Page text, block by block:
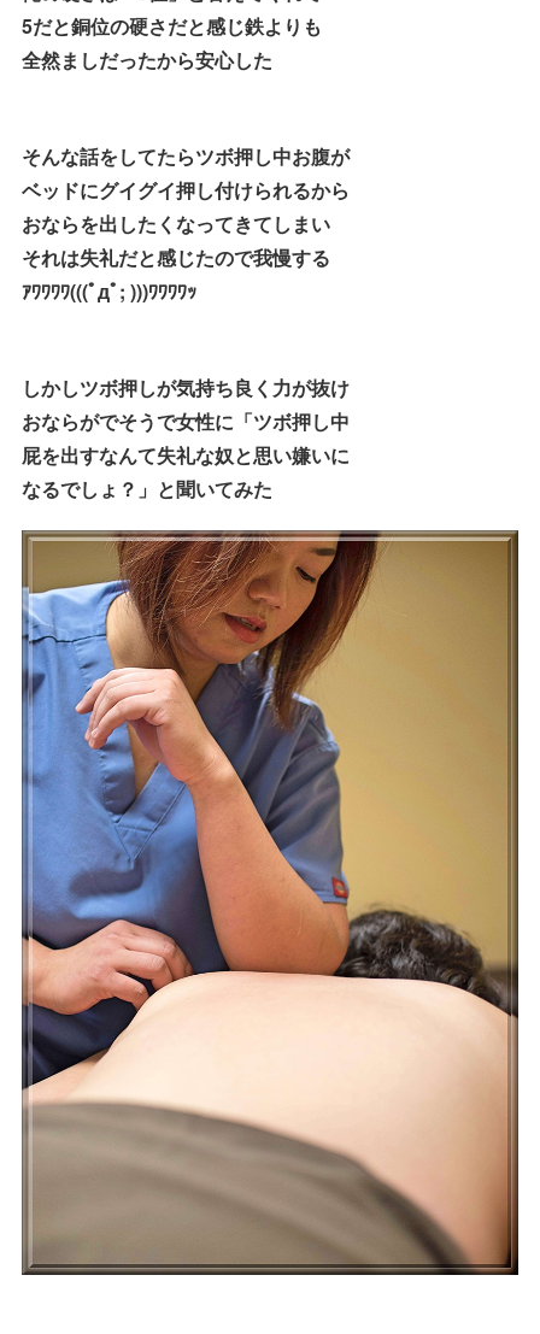
5だと銅位の硬さだと感じ鉄よりも
全然ましだったから安心した
そんな話をしてたらツボ押し中お腹が
ベッドにグイグイ押し付けられるから
おならを出したくなってきてしまい
それは失礼だと感じたので我慢する
ｱﾜﾜﾜﾜ(((ﾟдﾟ; )))ﾜﾜﾜﾜｯ
しかしツボ押しが気持ち良く力が抜け
おならがでそうで女性に「ツボ押し中
屁を出すなんて失礼な奴と思い嫌いに
なるでしょ？」と聞いてみた